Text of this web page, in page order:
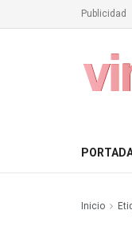
Publicidad
Inicio